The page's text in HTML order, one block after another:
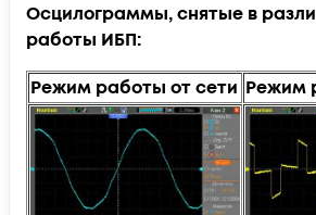
Осцилограммы, снятые в
работы ИБП:
Режим работы от сети Режим